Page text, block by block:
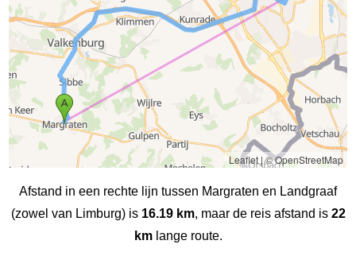
Leaflet|© OpenStreetMap
Afstand in een rechte lijn tussen Margraten en Landgraaf
(zowel van Limburg) is 16.19 km, maar de reis afstand is 22
kmlange route.